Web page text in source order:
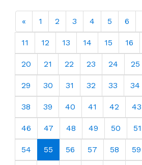
« 1 2 3 4 5 6
11 12 13 14 15 16
20 21 22 23 24 25
29 30 31 32 33 34
38 39 40 41 42 43
46 47 48 49 50 51
54 55 56 57 58 59